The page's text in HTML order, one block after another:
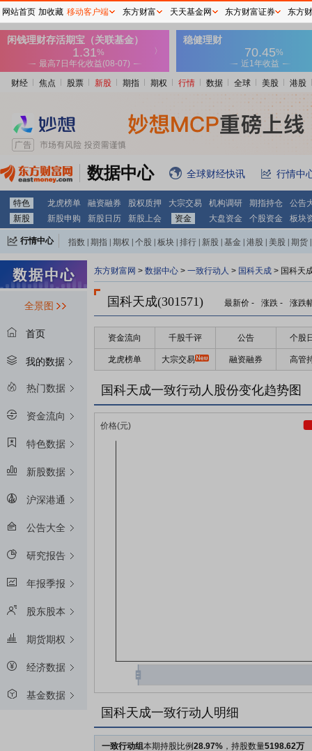
财经 焦点 股票 新股 期指 期权 行情 数据 全球 美股 港股
数据中心 全球财经快讯 行情中
特色 龙虎榜单 融资融券 股权质押 大宗交易 机构调研 期指持仓
公告
新股
新股申购 新股日历 新股上会 资金 大盘资金 个股资金 板块
行情中心 指数 期指 期权 个股 板块 排行 新股 基金 港股 美股 期货
全景图
首页
我的数据
热门数据
资金流向
特色数据
新股数据
沪深港通
公告大全
研究报告
年报季报
股东股本
期货期权
经济数据
基金数据
东方财富网 > 数据中心 > 一致行动人 > 国科天成 > 国科天
国科天成(301571) 最新价 - 涨跌 - 涨跌
资金流向 千股千评 公告 个股
龙虎榜单 大宗交易 融资融券 高管
国科天成一致行动人股份变化趋势图
国科天成一致行动人明细
一致行动组本期持股比例28.97% ，持股数量5198.62万
网站首页 加收藏 移动客户端 东方财富 天天基金网 东方财富证券 东方